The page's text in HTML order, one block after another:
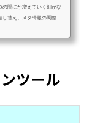
間にか増えていく細かな
替え、メタ情報の調整、S
来注力すべき改善施策や
くするための考え方を整理
後から効いてくるWeb運
ツール